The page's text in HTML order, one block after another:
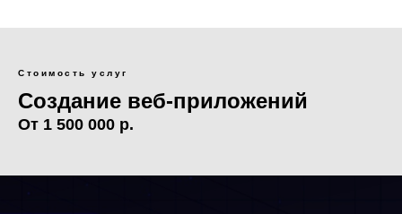
Стоимость услуг
Создание веб-приложений
От 1 500 000 р.